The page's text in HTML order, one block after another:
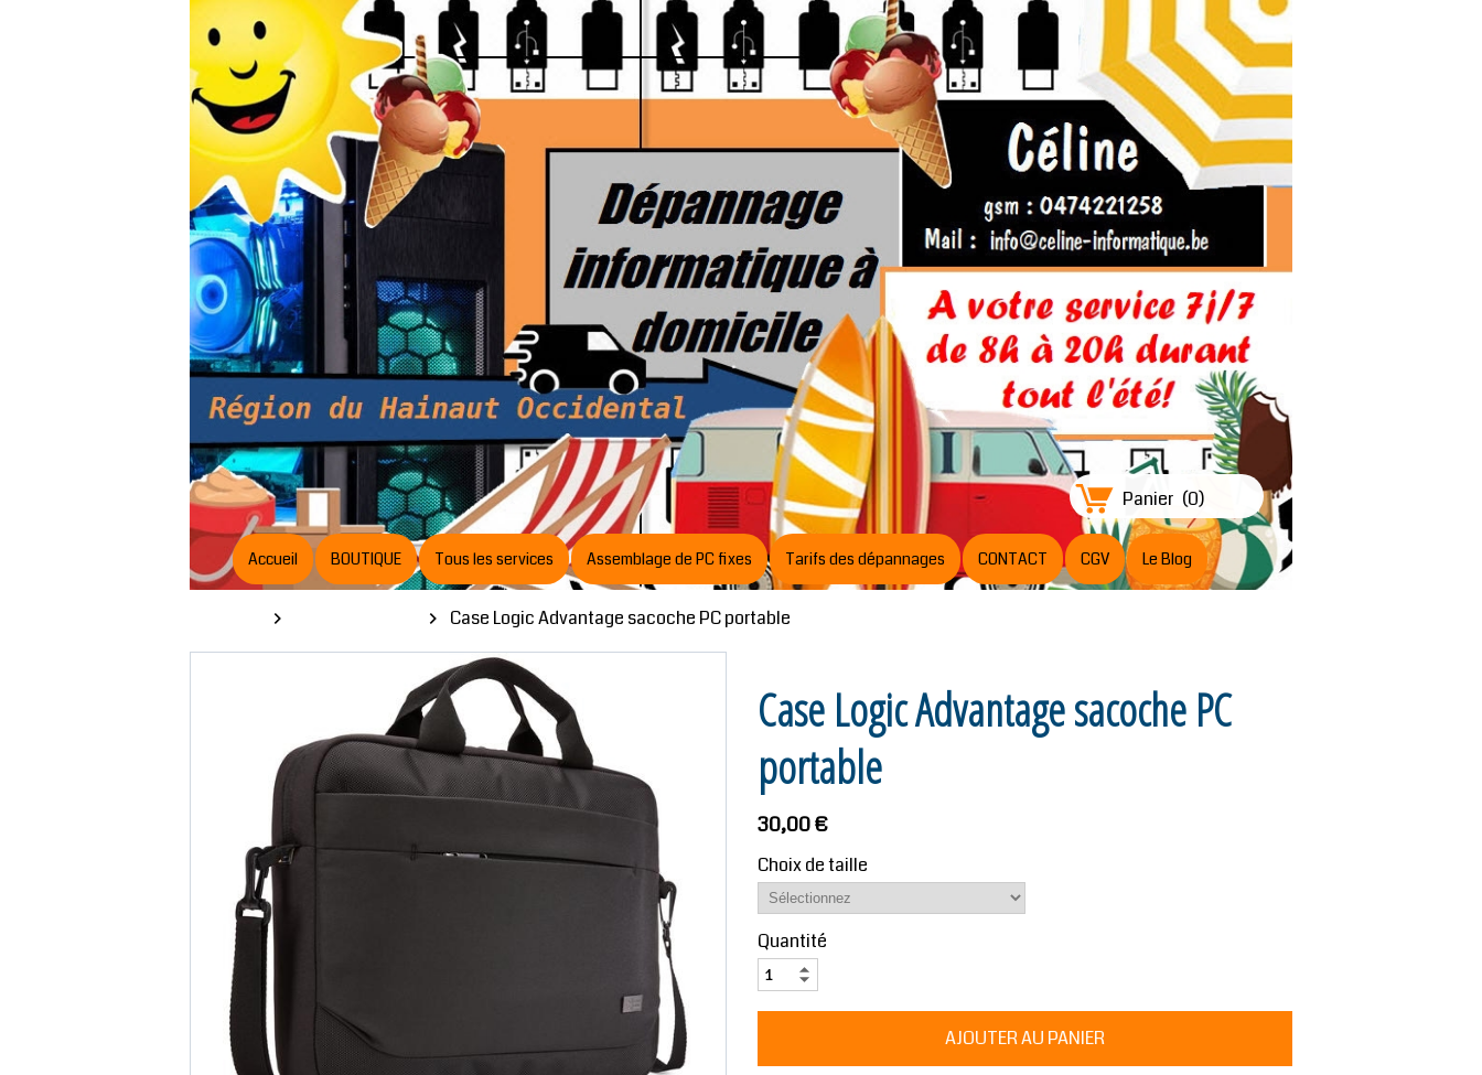
Panier (0)
Accueil BOUTIQUE Tous les services Assemblage de PC fixes Tarifs des dépannages CONTACT CGV Le Blog
Case Logic Advantage sacoche PC portable
Case Logic Advantage sacoche PC
portable
30,00 €
Choix de taille
Quantité